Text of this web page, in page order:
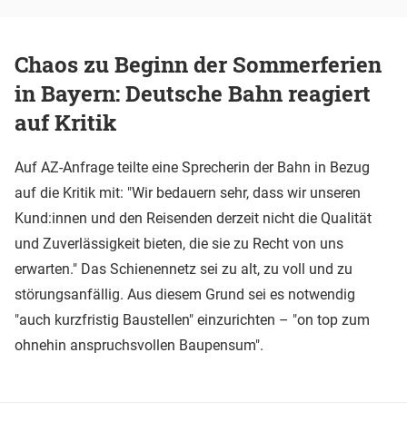
Chaos zu Beginn der Sommerferien
in Bayern: Deutsche Bahn reagiert
auf Kritik
Auf AZ-Anfrage teilte eine Sprecherin der Bahn in Bezug
auf die Kritik mit: "Wir bedauern sehr, dass wir unseren
Kund:innen und den Reisenden derzeit nicht die Qualität
und Zuverlässigkeit bieten, die sie zu Recht von uns
erwarten." Das Schienennetz sei zu alt, zu voll und zu
störungsanfällig. Aus diesem Grund sei es notwendig
"auch kurzfristig Baustellen" einzurichten – "on top zum
ohnehin anspruchsvollen Baupensum".